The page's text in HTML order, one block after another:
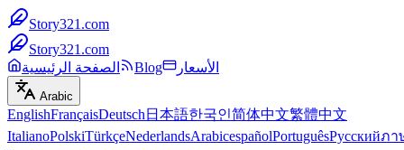
Story321.com
Story321.com
الصفحة الرئيسية
Blog الأسعار
Arabic
EnglishFrançaisDeutsch 日本語한국인简体中文繁體中文
ItalianoPolskiTürkçeNederlandsArabicespañolPortuguêsРусскийภา